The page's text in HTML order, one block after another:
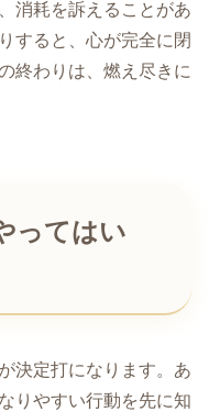
消耗を訴えることがあ
すると、心が完全に閉
終わりは、燃え尽きに
ってはい
決定打になります。あ
りやすい行動を先に知